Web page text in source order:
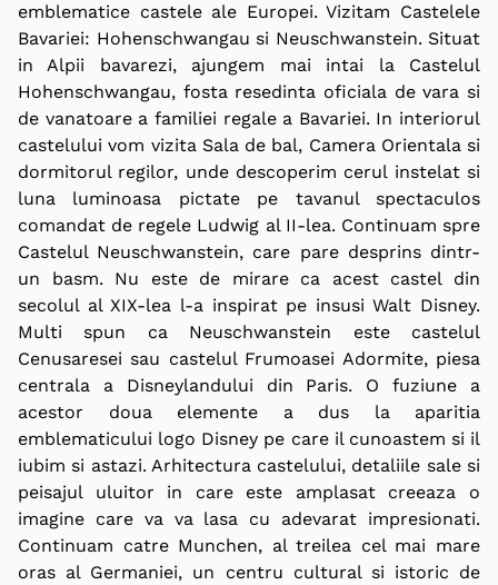
emblematice castele ale Europei. Vizitam Castelele
Bavariei: Hohenschwangau si Neuschwanstein. Situat
in Alpii bavarezi, ajungem mai intai la Castelul
Hohenschwangau, fosta resedinta oficiala de vara si
de vanatoare a familiei regale a Bavariei. In interiorul
castelului vom vizita Sala de bal, Camera Orientala si
dormitorul regilor, unde descoperim cerul instelat si
luna luminoasa pictate pe tavanul spectaculos
comandat de regele Ludwig al II-lea. Continuam spre
Castelul Neuschwanstein, care pare desprins dintr-
un basm. Nu este de mirare ca acest castel din
secolul al XIX-lea l-a inspirat pe insusi Walt Disney.
Multi spun ca Neuschwanstein este castelul
Cenusaresei sau castelul Frumoasei Adormite, piesa
centrala a Disneylandului din Paris. O fuziune a
acestor doua elemente a dus la aparitia
emblematicului logo Disney pe care il cunoastem si il
iubim si astazi. Arhitectura castelului, detaliile sale si
peisajul uluitor in care este amplasat creeaza o
imagine care va va lasa cu adevarat impresionati.
Continuam catre Munchen, al treilea cel mai mare
oras al Germaniei, un centru cultural si istoric de